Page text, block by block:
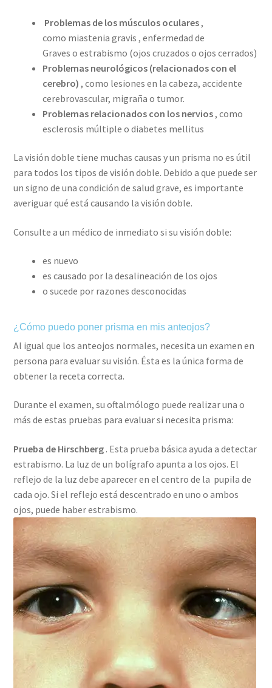
Problemas de los músculos oculares ,
como miastenia gravis , enfermedad de
Graves o estrabismo (ojos cruzados o ojos cerrados)
Problemas neurológicos (relacionados con el
cerebro) , como lesiones en la cabeza, accidente
cerebrovascular, migraña o tumor.
Problemas relacionados con los nervios , como
esclerosis múltiple o diabetes mellitus
La visión doble tiene muchas causas y un prisma no es útil
para todos los tipos de visión doble. Debido a que puede ser
un signo de una condición de salud grave, es importante
averiguar qué está causando la visión doble.
Consulte a un médico de inmediato si su visión doble:
es nuevo
es causado por la desalineación de los ojos
o sucede por razones desconocidas
¿Cómo puedo poner prisma en mis anteojos?
Al igual que los anteojos normales, necesita un examen en
persona para evaluar su visión. Ésta es la única forma de
obtener la receta correcta.
Durante el examen, su oftalmólogo puede realizar una o
más de estas pruebas para evaluar si necesita prisma:
Prueba de Hirschberg . Esta prueba básica ayuda a detectar
estrabismo. La luz de un bolígrafo apunta a los ojos. El
reflejo de la luz debe aparecer en el centro de la pupila de
cada ojo. Si el reflejo está descentrado en uno o ambos
ojos, puede haber estrabismo.